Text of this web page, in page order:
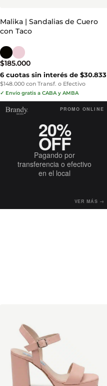
Malika | Sandalias de Cuero
con Taco
$185.000
6 cuotas sin interés de $30.833
$148.000 con Transf. o Efectivo
✓ Envío gratis a CABA y AMBA
PROMO ONLINE
20%
OFF
Pagando por
transferencia o efectivo
en el local
VER MÁS →